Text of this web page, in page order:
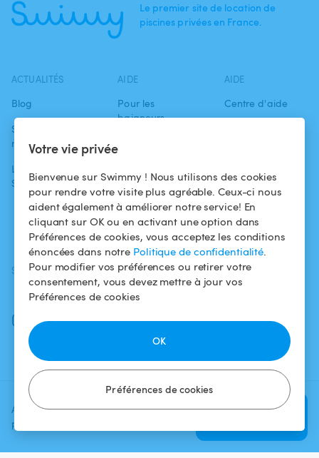
Votre vie privée
Bienvenue sur Swimmy ! Nous utilisons des cookies
pour rendre votre visite plus agréable. Ceux-ci nous
aident également à améliorer notre service! En
cliquant sur OK ou en activant une option dans
Préférences de cookies, vous acceptez les conditions
énoncées dans notre Politique de confidentialité.
Pour modifier vos préférences ou retirer votre
consentement, vous devez mettre à jour vos
Préférences de cookies
Préférences de cookies
OK
Ajoutez une date et un créneau
pour voir le prix
Vérifier la
Le premier site de location de
piscines privées en France.
ACTUALITÉS
Blog
Swimmy dans les
médias
L'aventure
Swimmy
AIDE
Pour les
baigneurs
Louer ma piscine
Comment ça
marche ?
AIDE
Centre d'aide
confidentialité
Mentions légales
SUIVEZ-NOUS
Facebook
Instagram
TÉLÉCHARGEZ L'APP